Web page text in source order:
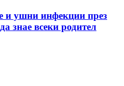
и ушни инфекции през
знае всеки родител